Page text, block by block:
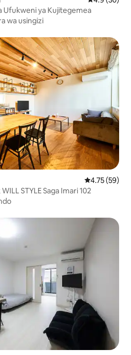
Ufukweni ya Kujitegemea
wa usingizi
Ukadiriaji wa
4.75 (59)
STYLE Saga Imari 102